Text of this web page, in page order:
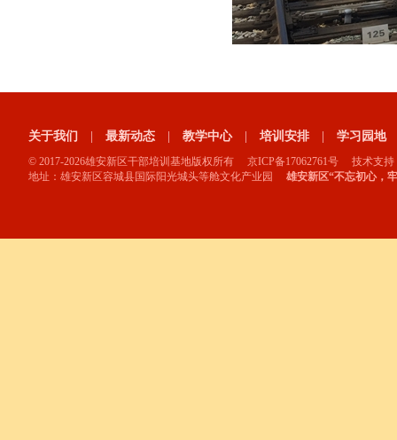
关于我们 最新动态 教学中心| 培训安排| 学习园地
© 2017-2026雄安新区干部培训基地版权所有 京ICP备17062761号 技术支持
地址：雄安新区容城县国际阳光城头等舱文化产业园 雄安新区“不忘初心，